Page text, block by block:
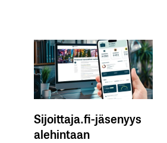
Sijoittaja.fi-jäsenyys
alehintaan